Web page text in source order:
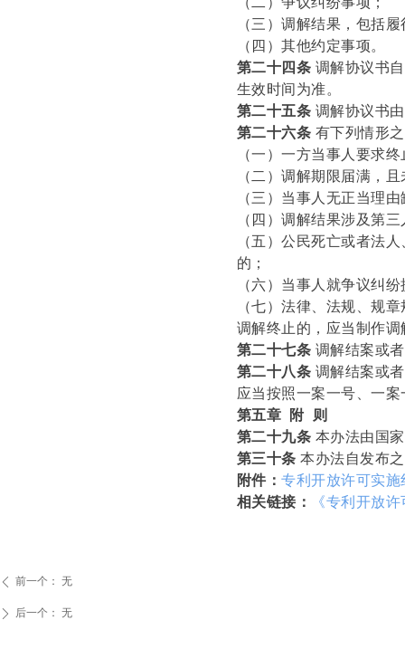
（三）调解结果，包括
（四）其他约定事项。
第二十四条 调解协议书
生效时间为准。
第二十五条 调解协议书
第二十六条 有下列情形
（一）一方当事人要求
（二）调解期限届满，
（三）当事人无正当理
（四）调解结果涉及第
（五）公民死亡或者法
的；
（六）当事人就争议纠
（七）法律、法规、规
调解终止的，应当制作
第二十七条 调解结案或
第二十八条 调解结案或
应当按照一案一号、一
第五章 附 则
第二十九条 本办法由国
第三十条 本办法自发布
附件：专利开放许可实
相关链接：
《专利开放
ꄴ 前一个： 无
ꄲ 后一个： 无